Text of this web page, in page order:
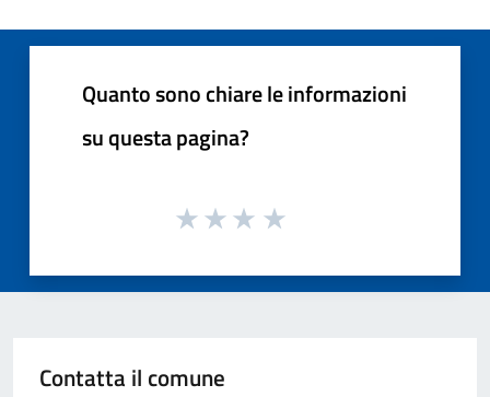
Quanto sono chiare le informazioni
su questa pagina?
Contatta il comune